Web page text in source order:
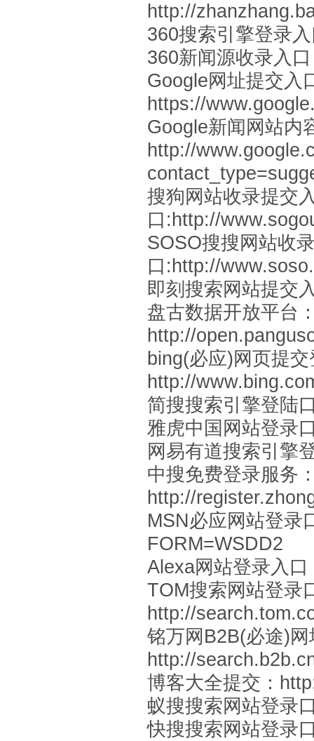
http://
360搜索引擎登录
360新闻源收录入
Google网址提交入
https://
Google新闻网站内
http://
搜狗网站收录提交
口:http://
SOSO搜搜网站收
口:http://
即刻搜索网站提交
盘古数据开放平台
http://
bing(必应)网页提
http://
简搜搜索引擎登陆
雅虎中国网站登录
网易有道搜索引擎
中搜免费登录服务
http://
MSN必应网站登录
FORM=WSDD2
Alexa网站登录入口
TOM搜索网站登录
http://
铭万网B2B(必途)
http://
博客大全提交：
蚁搜搜索网站登录
快搜搜索网站登录